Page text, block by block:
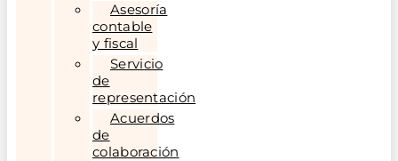
Asesoría
contable
y fiscal
Servicio
de
representación
Acuerdos
de
colaboración